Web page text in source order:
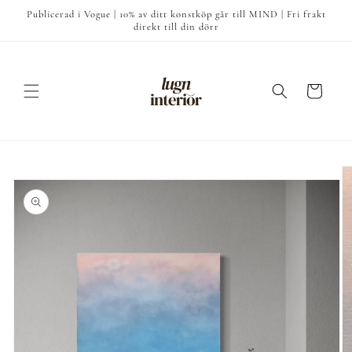
vidare
Publicerad i Vogue | 10% av ditt konstköp går till MIND | Fri frakt
direkt till din dörr
Varukorg